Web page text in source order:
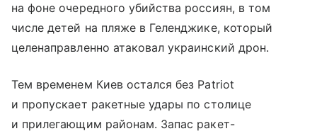
на фоне очередного убийства россиян, в том
числе детей на пляже в Геленджике, который
целенаправленно атаковал украинский дрон.
Тем временем Киев остался без Patriot
и пропускает ракетные удары по столице
и прилегающим районам. Запас ракет-